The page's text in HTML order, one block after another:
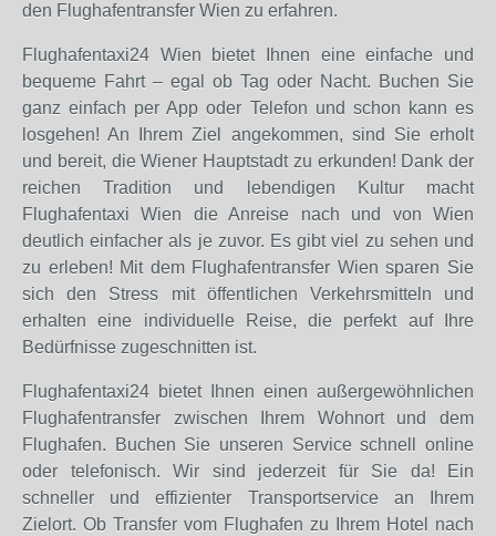
den Flughafentransfer Wien zu erfahren.
Flughafentaxi24 Wien bietet Ihnen eine einfache und
bequeme Fahrt – egal ob Tag oder Nacht. Buchen Sie
ganz einfach per App oder Telefon und schon kann es
losgehen! An Ihrem Ziel angekommen, sind Sie erholt
und bereit, die Wiener Hauptstadt zu erkunden! Dank der
reichen Tradition und lebendigen Kultur macht
Flughafentaxi Wien die Anreise nach und von Wien
deutlich einfacher als je zuvor. Es gibt viel zu sehen und
zu erleben! Mit dem Flughafentransfer Wien sparen Sie
sich den Stress mit öffentlichen Verkehrsmitteln und
erhalten eine individuelle Reise, die perfekt auf Ihre
Bedürfnisse zugeschnitten ist.
Flughafentaxi24 bietet Ihnen einen außergewöhnlichen
Flughafentransfer zwischen Ihrem Wohnort und dem
Flughafen. Buchen Sie unseren Service schnell online
oder telefonisch. Wir sind jederzeit für Sie da! Ein
schneller und effizienter Transportservice an Ihrem
Zielort. Ob Transfer vom Flughafen zu Ihrem Hotel nach